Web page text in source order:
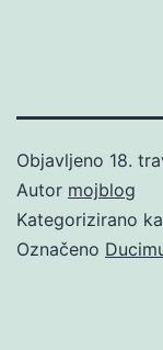
Objavljeno 18.
Autor mojblog
Kategorizirano
Označeno